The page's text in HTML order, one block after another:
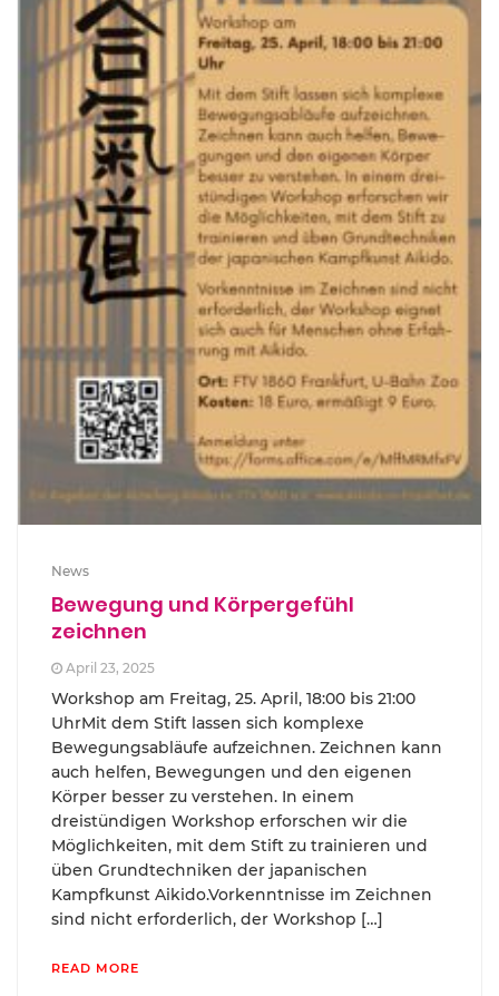
News
Bewegung und Körpergefühl
zeichnen
April 23, 2025
Workshop am Freitag, 25. April, 18:00 bis 21:00
UhrMit dem Stift lassen sich komplexe
Bewegungsabläufe aufzeichnen. Zeichnen kann
auch helfen, Bewegungen und den eigenen
Körper besser zu verstehen. In einem
dreistündigen Workshop erforschen wir die
Möglichkeiten, mit dem Stift zu trainieren und
üben Grundtechniken der japanischen
Kampfkunst Aikido.Vorkenntnisse im Zeichnen
sind nicht erforderlich, der Workshop […]
READ MORE